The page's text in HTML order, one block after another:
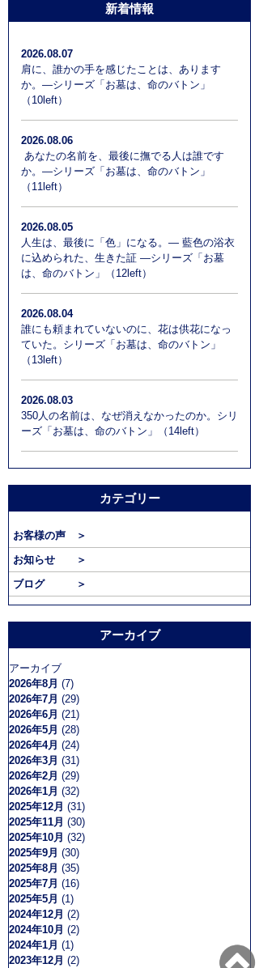
新着情報
2026.08.07
肩に、誰かの手を感じたことは、あります
か。―シリーズ「お墓は、命のバトン」
（10left）
2026.08.06
あなたの名前を、最後に撫でる人は誰です
か。―シリーズ「お墓は、命のバトン」
（11left）
2026.08.05
人生は、最後に「色」になる。― 藍色の浴衣
に込められた、生きた証 ―シリーズ「お墓
は、命のバトン」（12left）
2026.08.04
誰にも頼まれていないのに、花は供花になっ
ていた。シリーズ「お墓は、命のバトン」
（13left）
2026.08.03
350人の名前は、なぜ消えなかったのか。シリ
ーズ「お墓は、命のバトン」（14left）
カテゴリー
お客様の声 ＞
お知らせ ＞
ブログ ＞
アーカイブ
アーカイブ
2026年8月 (7)
2026年7月 (29)
2026年6月 (21)
2026年5月 (28)
2026年4月 (24)
2026年3月 (31)
2026年2月 (29)
2026年1月 (32)
2025年12月 (31)
2025年11月 (30)
2025年10月 (32)
2025年9月 (30)
2025年8月 (35)
2025年7月 (16)
2025年5月 (1)
2024年12月 (2)
2024年10月 (2)
2024年1月 (1)
2023年12月 (2)